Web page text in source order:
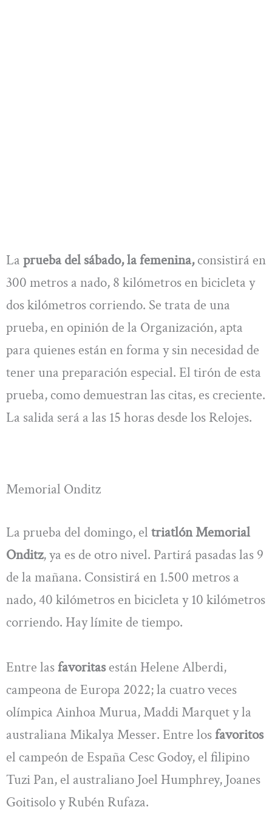
La prueba del sábado, la femenina,consistirá en
300 metros a nado, 8 kilómetros en bicicleta y
dos kilómetros corriendo. Se trata de una
prueba, en opinión de la Organización, apta
para quienes están en forma y sin necesidad de
tener una preparación especial. El tirón de esta
prueba, como demuestran las citas, es creciente.
La salida será a las 15 horas desde los Relojes.
Memorial Onditz
La prueba del domingo, el triatlón Memorial
Onditz, ya es de otro nivel. Partirá pasadas las 9
de la mañana. Consistirá en 1.500 metros a
nado, 40 kilómetros en bicicleta y 10 kilómetros
corriendo. Hay límite de tiempo.
Entre lasfavoritasestán Helene Alberdi,
campeona de Europa 2022; la cuatro veces
olímpica Ainhoa Murua, Maddi Marquet y la
australiana Mikalya Messer. Entre losfavoritos
el campeón de España Cesc Godoy, el filipino
Tuzi Pan, el australiano Joel Humphrey, Joanes
Goitisolo y Rubén Rufaza.